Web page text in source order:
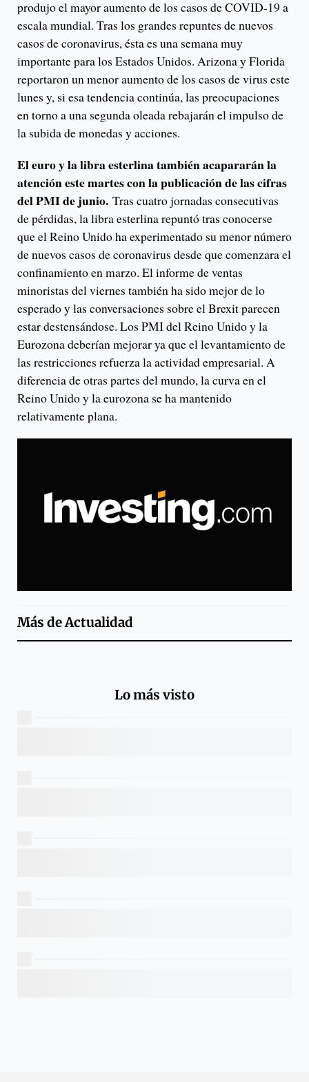
produjo el mayor aumento de los casos de COVID-19 a
escala mundial. Tras los grandes repuntes de nuevos
casos de coronavirus, ésta es una semana muy
importante para los Estados Unidos. Arizona y Florida
reportaron un menor aumento de los casos de virus este
lunes y, si esa tendencia continúa, las preocupaciones
en torno a una segunda oleada rebajarán el impulso de
la subida de monedas y acciones.
El euro y la libra esterlina también acapararán la
atención este martes con la publicación de las cifras
del PMI de junio. Tras cuatro jornadas consecutivas
de pérdidas, la libra esterlina repuntó tras conocerse
que el Reino Unido ha experimentado su menor número
de nuevos casos de coronavirus desde que comenzara el
confinamiento en marzo. El informe de ventas
minoristas del viernes también ha sido mejor de lo
esperado y las conversaciones sobre el Brexit parecen
estar destensándose. Los PMI del Reino Unido y la
Eurozona deberían mejorar ya que el levantamiento de
las restricciones refuerza la actividad empresarial. A
diferencia de otras partes del mundo, la curva en el
Reino Unido y la eurozona se ha mantenido
relativamente plana.
Más deActualidad
Lo más visto